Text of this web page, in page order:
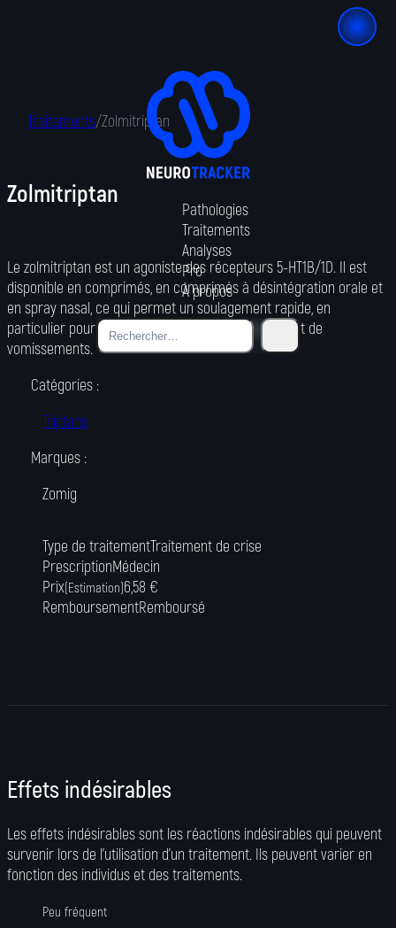
Pathologies
Traitements
Analyses
Pro
À propos
Traitements/Zolmitriptan
Zolmitriptan
Le zolmitriptan est un agoniste des récepteurs 5-HT1B/1D. Il est
disponible en comprimés, en comprimés à désintégration orale et
en spray nasal, ce qui permet un soulagement rapide, en
particulier pour les patients souffrant de nausées et de
vomissements.
Catégories :
Triptans
Marques :
Zomig
Type de traitementTraitement de crise
PrescriptionMédecin
Prix(Estimation)6,58 €
RemboursementRemboursé
Effets indésirables
Les effets indésirables sont les réactions indésirables qui peuvent
survenir lors de l’utilisation d’un traitement. Ils peuvent varier en
fonction des individus et des traitements.
Peu fréquent